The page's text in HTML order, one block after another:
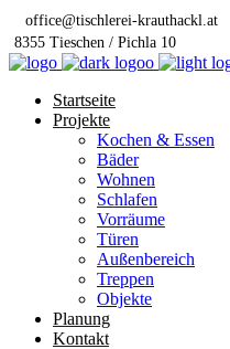
office@tischlerei-krauthackl.at
8355 Tieschen / Pichla 10
Startseite
Projekte
Kochen & Essen
Bäder
Wohnen
Schlafen
Vorräume
Türen
Außenbereich
Treppen
Objekte
Planung
Kontakt